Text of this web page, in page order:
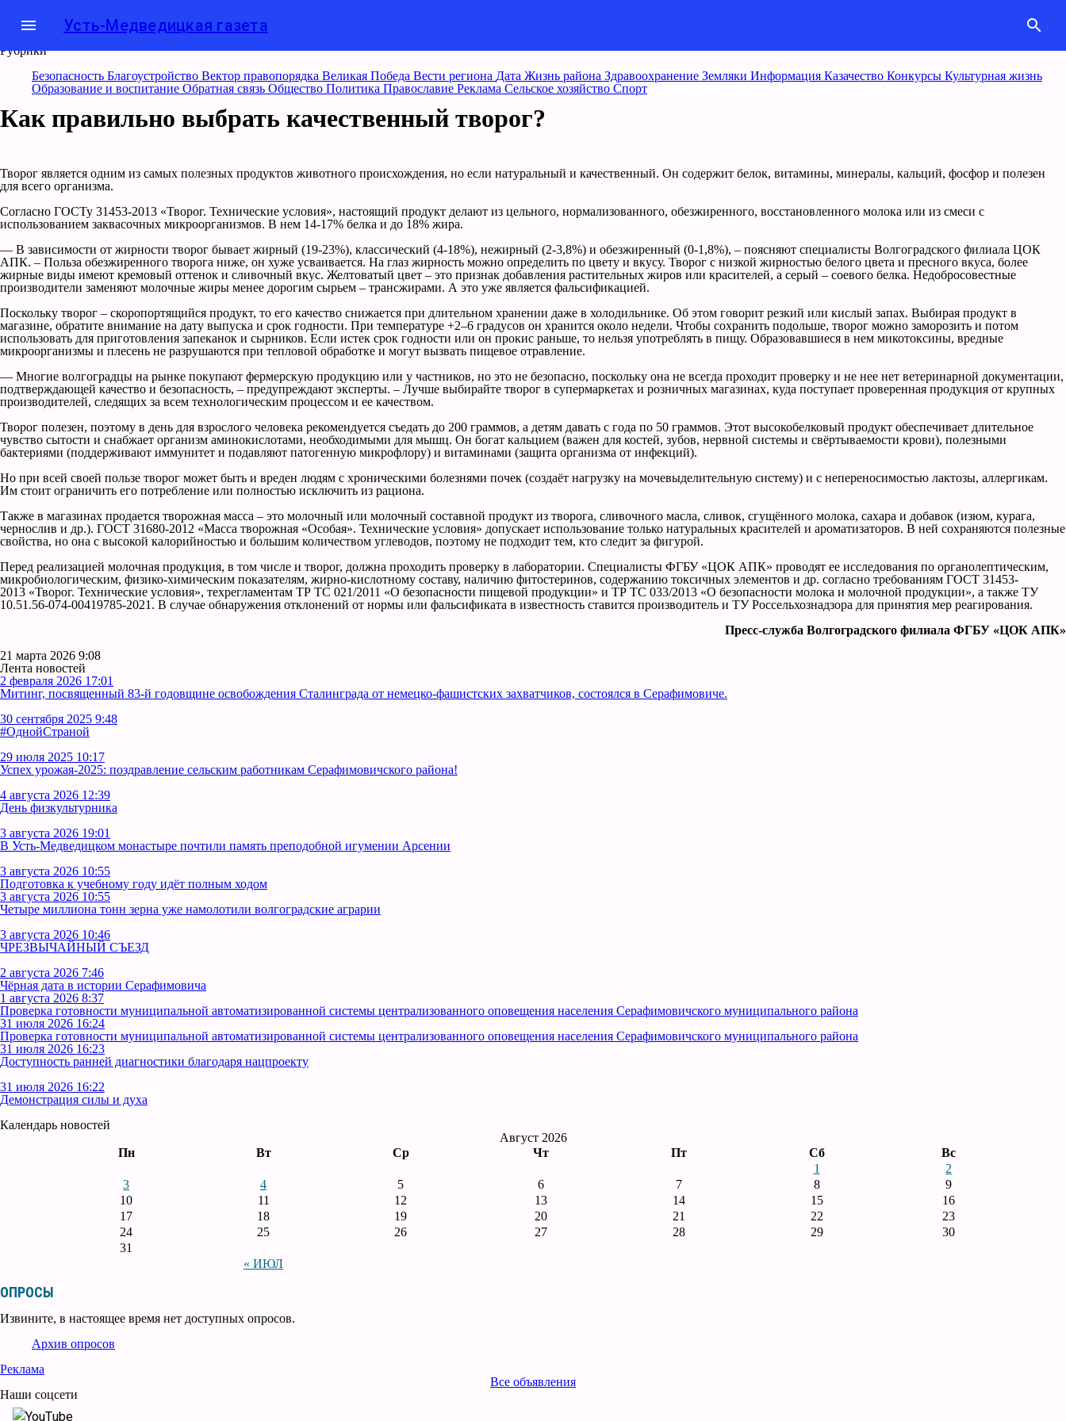
menu Усть-Медведицкая газета search
Рубрики
Безопасность Благоустройство Вектор правопорядка Великая Победа Вести региона Дата Жизнь района Здравоохранение Земляки Информация Казачество Конкурcы Культурная жизнь
Образование и воспитание Обратная связь Общество Политика Православие Реклама Сельское хозяйство Спорт
Как правильно выбрать качественный творог?
Творог является одним из самых полезных продуктов животного происхождения, но если натуральный и качественный. Он содержит белок, витамины, минералы, кальций, фосфор и полезен
для всего организма.
Согласно ГОСТу 31453-2013 «Творог. Технические условия», настоящий продукт делают из цельного, нормализованного, обезжиренного, восстановленного молока или из смеси с
использованием заквасочных микроорганизмов. В нем 14-17% белка и до 18% жира.
— В зависимости от жирности творог бывает жирный (19-23%), классический (4-18%), нежирный (2-3,8%) и обезжиренный (0-1,8%), – поясняют специалисты Волгоградского филиала ЦОК
АПК. – Польза обезжиренного творога ниже, он хуже усваивается. На глаз жирность можно определить по цвету и вкусу. Творог с низкой жирностью белого цвета и пресного вкуса, более
жирные виды имеют кремовый оттенок и сливочный вкус. Желтоватый цвет – это признак добавления растительных жиров или красителей, а серый – соевого белка. Недобросовестные
производители заменяют молочные жиры менее дорогим сырьем – трансжирами. А это уже является фальсификацией.
Поскольку творог – скоропортящийся продукт, то его качество снижается при длительном хранении даже в холодильнике. Об этом говорит резкий или кислый запах. Выбирая продукт в
магазине, обратите внимание на дату выпуска и срок годности. При температуре +2–6 градусов он хранится около недели. Чтобы сохранить подольше, творог можно заморозить и потом
использовать для приготовления запеканок и сырников. Если истек срок годности или он прокис раньше, то нельзя употреблять в пищу. Образовавшиеся в нем микотоксины, вредные
микроорганизмы и плесень не разрушаются при тепловой обработке и могут вызвать пищевое отравление.
— Многие волгоградцы на рынке покупают фермерскую продукцию или у частников, но это не безопасно, поскольку она не всегда проходит проверку и не нее нет ветеринарной документации,
подтверждающей качество и безопасность, – предупреждают эксперты. – Лучше выбирайте творог в супермаркетах и розничных магазинах, куда поступает проверенная продукция от крупных
производителей, следящих за всем технологическим процессом и ее качеством.
Творог полезен, поэтому в день для взрослого человека рекомендуется съедать до 200 граммов, а детям давать с года по 50 граммов. Этот высокобелковый продукт обеспечивает длительное
чувство сытости и снабжает организм аминокислотами, необходимыми для мышц. Он богат кальцием (важен для костей, зубов, нервной системы и свёртываемости крови), полезными
бактериями (поддерживают иммунитет и подавляют патогенную микрофлору) и витаминами (защита организма от инфекций).
Но при всей своей пользе творог может быть и вреден людям с хроническими болезнями почек (создаёт нагрузку на мочевыделительную систему) и с непереносимостью лактозы, аллергикам.
Им стоит ограничить его потребление или полностью исключить из рациона.
Также в магазинах продается творожная масса – это молочный или молочный составной продукт из творога, сливочного масла, сливок, сгущённого молока, сахара и добавок (изюм, курага,
чернослив и др.). ГОСТ 31680-2012 «Масса творожная «Особая». Технические условия» допускает использование только натуральных красителей и ароматизаторов. В ней сохраняются полезные
свойства, но она с высокой калорийностью и большим количеством углеводов, поэтому не подходит тем, кто следит за фигурой.
Перед реализацией молочная продукция, в том числе и творог, должна проходить проверку в лаборатории. Специалисты ФГБУ «ЦОК АПК» проводят ее исследования по органолептическим,
микробиологическим, физико-химическим показателям, жирно-кислотному составу, наличию фитостеринов, содержанию токсичных элементов и др. согласно требованиям ГОСТ 31453-
2013 «Творог. Технические условия», техрегламентам ТР ТС 021/2011 «О безопасности пищевой продукции» и ТР ТС 033/2013 «О безопасности молока и молочной продукции», а также ТУ
10.51.56-074-00419785-2021. В случае обнаружения отклонений от нормы или фальсификата в известность ставится производитель и ТУ Россельхознадзора для принятия мер реагирования.
Пресс-служба Волгоградского филиала ФГБУ «ЦОК АПК»
21 марта 2026 9:08
Лента новостей
2 февраля 2026 17:01
Митинг, посвященный 83-й годовщине освобождения Сталинграда от немецко-фашистских захватчиков, состоялся в Серафимовиче.
30 сентября 2025 9:48
#ОднойСтраной
29 июля 2025 10:17
Успех урожая-2025: поздравление сельским работникам Серафимовичского района!
4 августа 2026 12:39
День физкультурника
3 августа 2026 19:01
В Усть‑Медведицком монастыре почтили память преподобной игумении Арсении
3 августа 2026 10:55
Подготовка к учебному году идёт полным ходом
3 августа 2026 10:55
Четыре миллиона тонн зерна уже намолотили волгоградские аграрии
3 августа 2026 10:46
ЧРЕЗВЫЧАЙНЫЙ СЪЕЗД
2 августа 2026 7:46
Чёрная дата в истории Серафимовича
1 августа 2026 8:37
Проверка готовности муниципальной автоматизированной системы централизованного оповещения населения Серафимовичского муниципального района
31 июля 2026 16:24
Проверка готовности муниципальной автоматизированной системы централизованного оповещения населения Серафимовичского муниципального района
31 июля 2026 16:23
Доступность ранней диагностики благодаря нацпроекту
31 июля 2026 16:22
Демонстрация силы и духа
Календарь новостей
Август 2026
Пн
Вт Ср Чт Пт Сб Вс
« ИЮЛ
1
2
3
4 5 6 7 8
9
10
11 12 13 14 15
16
17
18 19 20 21 22
23
24
25 26 27 28 29
30
31
ОПРОСЫ
Извините, в настоящее время нет доступных опросов.
Архив опросов
Реклама
Все объявления
Наши соцсети
YouTube